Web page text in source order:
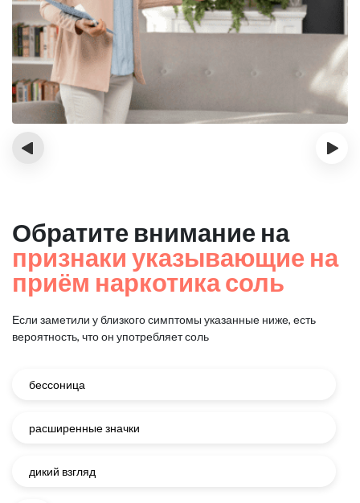
‹ ›
Обратите внимание на
признаки указывающие на
приём наркотика соль
Если заметили у близкого симптомы указанные ниже, есть
вероятность, что он употребляет соль
бессоница
расширенные значки
дикий взгляд